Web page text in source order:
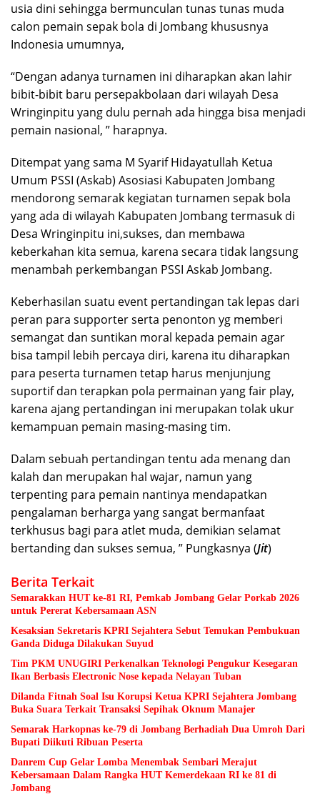
usia dini sehingga bermunculan tunas tunas muda
calon pemain sepak bola di Jombang khususnya
Indonesia umumnya,
“Dengan adanya turnamen ini diharapkan akan lahir
bibit-bibit baru persepakbolaan dari wilayah Desa
Wringinpitu yang dulu pernah ada hingga bisa menjadi
pemain nasional, ” harapnya.
Ditempat yang sama M Syarif Hidayatullah Ketua
Umum PSSI (Askab) Asosiasi Kabupaten Jombang
mendorong semarak kegiatan turnamen sepak bola
yang ada di wilayah Kabupaten Jombang termasuk di
Desa Wringinpitu ini,sukses, dan membawa
keberkahan kita semua, karena secara tidak langsung
menambah perkembangan PSSI Askab Jombang.
Keberhasilan suatu event pertandingan tak lepas dari
peran para supporter serta penonton yg memberi
semangat dan suntikan moral kepada pemain agar
bisa tampil lebih percaya diri, karena itu diharapkan
para peserta turnamen tetap harus menjunjung
suportif dan terapkan pola permainan yang fair play,
karena ajang pertandingan ini merupakan tolak ukur
kemampuan pemain masing-masing tim.
Dalam sebuah pertandingan tentu ada menang dan
kalah dan merupakan hal wajar, namun yang
terpenting para pemain nantinya mendapatkan
pengalaman berharga yang sangat bermanfaat
terkhusus bagi para atlet muda, demikian selamat
bertanding dan sukses semua, ” Pungkasnya (Jit)
Berita Terkait
Semarakkan HUT ke-81 RI, Pemkab Jombang Gelar Porkab 2026
untuk Pererat Kebersamaan ASN
Kesaksian Sekretaris KPRI Sejahtera Sebut Temukan Pembukuan
Ganda Diduga Dilakukan Suyud
Tim PKM UNUGIRI Perkenalkan Teknologi Pengukur Kesegaran
Ikan Berbasis Electronic Nose kepada Nelayan Tuban
Dilanda Fitnah Soal Isu Korupsi Ketua KPRI Sejahtera Jombang
Buka Suara Terkait Transaksi Sepihak Oknum Manajer
Semarak Harkopnas ke-79 di Jombang Berhadiah Dua Umroh Dari
Bupati Diikuti Ribuan Peserta
Danrem Cup Gelar Lomba Menembak Sembari Merajut
Kebersamaan Dalam Rangka HUT Kemerdekaan RI ke 81 di
Jombang